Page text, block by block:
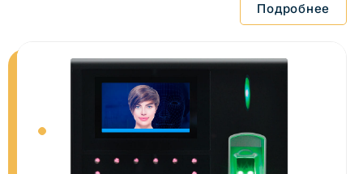
Подробнее